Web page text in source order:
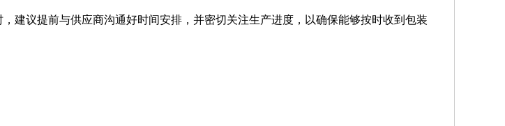
建议提前与供应商沟通好时间安排，并密切关注生产进度，以确保能够按时收到包装